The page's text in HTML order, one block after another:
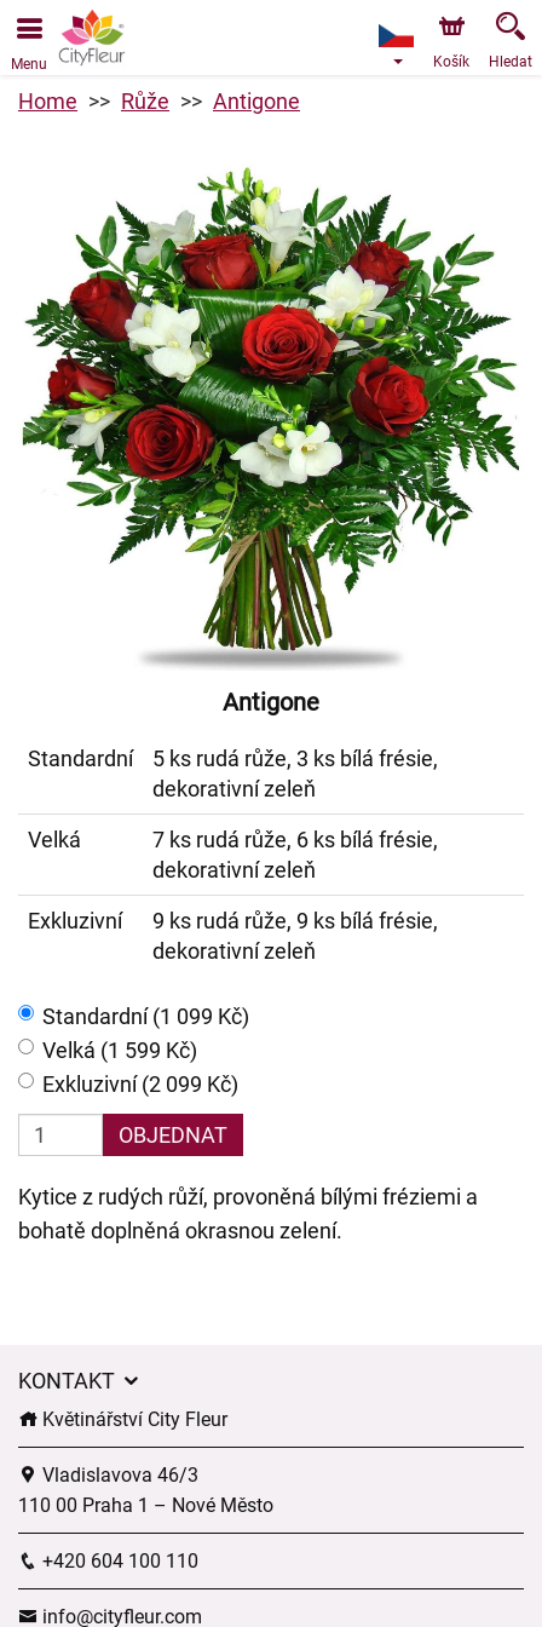
Objednávky přes e-shop přijímáme. Nejbližší možné
doručení je od 10.8.2026 z důvodu dovolené.
Menu Košík Hledat
Home Růže Antigone
Antigone
Standardní
5 ks rudá růže, 3 ks bílá frésie,
dekorativní zeleň
Velká
7 ks rudá růže, 6 ks bílá frésie,
dekorativní zeleň
Exkluzivní
9 ks rudá růže, 9 ks bílá frésie,
dekorativní zeleň
Standardní (1 099 Kč)
Velká (1 599 Kč)
Exkluzivní (2 099 Kč)
OBJEDNAT
Kytice z rudých růží, provoněná bílými fréziemi a
bohatě doplněná okrasnou zelení.
KONTAKT
Květinářství City Fleur
Vladislavova 46/3
110 00 Praha 1 – Nové Město
+420 604 100 110
info@cityfleur.com